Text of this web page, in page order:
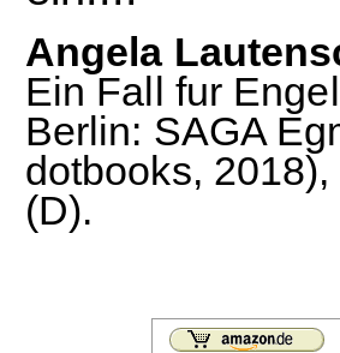
Angela
Ein Fall fur
Berlin: SAGA
dotbooks,
(D).